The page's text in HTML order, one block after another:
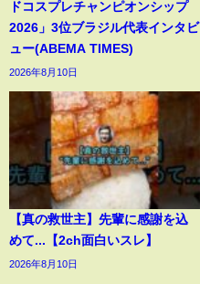
ドコスプレチャンピオンシップ
2026」3位ブラジル代表インタビ
ュー(ABEMA TIMES)
2026年8月10日
【真の救世主】先輩に感謝を込
めて...【2ch面白いスレ】
2026年8月10日